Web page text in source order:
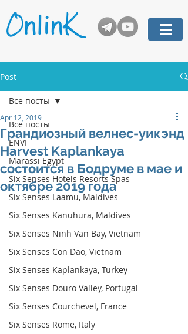
Post
Все посты
ENVI
Marassi Egypt
Six Senses Hotels Resorts Spas
Six Senses Laamu, Maldives
Six Senses Kanuhura, Maldives
Six Senses Ninh Van Bay, Vietnam
Six Senses Con Dao, Vietnam
Six Senses Kaplankaya, Turkey
Six Senses Douro Valley, Portugal
Six Senses Courchevel, France
Six Senses Rome, Italy
Все посты
Грандиозный велнес-уикэнд
Harvest Kaplankaya
состоится в Бодруме в мае и
октябре 2019 года
Apr 12, 2019